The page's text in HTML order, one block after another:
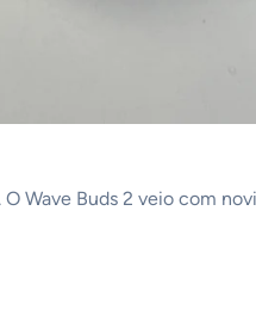
Wave Buds 2 veio com